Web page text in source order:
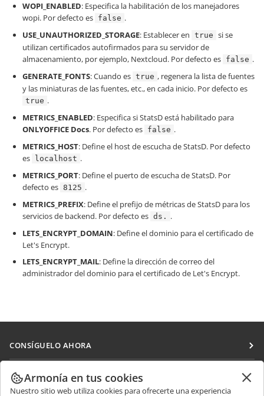
WOPI_ENABLED: Especifica la habilitación de los manejadores
wopi. Por defecto es false .
USE_UNAUTHORIZED_STORAGE: Establecer en true si se
utilizan certificados autofirmados para su servidor de
almacenamiento, por ejemplo, Nextcloud. Por defecto es false .
GENERATE_FONTS: Cuando es true , regenera la lista de fuentes
y las miniaturas de las fuentes, etc., en cada inicio. Por defecto es
true .
METRICS_ENABLED: Especifica si StatsD está habilitado para
ONLYOFFICE Docs. Por defecto es false .
METRICS_HOST: Define el host de escucha de StatsD. Por defecto
es
localhost .
METRICS_PORT: Define el puerto de escucha de StatsD. Por
defecto es 8125 .
METRICS_PREFIX: Define el prefijo de métricas de StatsD para los
servicios de backend. Por defecto es ds. .
LETS_ENCRYPT_DOMAIN: Define el dominio para el certificado de
Let's Encrypt.
LETS_ENCRYPT_MAIL: Define la dirección de correo del
administrador del dominio para el certificado de Let's Encrypt.
CONSÍGUELO AHORA
Docs
DocSpace
COLABORAR
Para colaboradores
Armonía en tus cookies
Nuestro sitio web utiliza cookies para ofrecerte una experiencia